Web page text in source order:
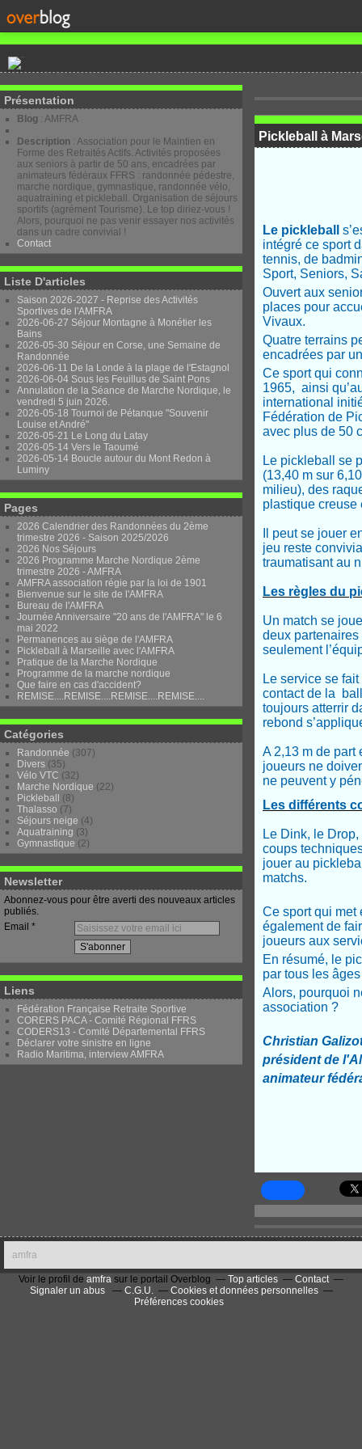
Présentation
Blog : AMFRA
Description : Association pour le Maintien en
Forme des Retraités Actifs. Activités proposées
aux seniors à partir de 50 ans, encadrées par
animateurs fédéraux FFRS : randonnée pédestre,
marche nordique, gymnastique, randonnée vélo,
aquatraining et pickleball. Organisation de séjours
sportifs (agrément Tourisme). Le top diriez-vous !
Alors, pourquoi ne pas venir essayer nos activités
dans un cadre convivial !
Contact
Liste D'articles
Saison 2026-2027 - Reprise des Activités
Sportives de l'AMFRA
2026-06-27 Séjour Montagne à Monétier les
Bains
2026-05-30 Séjour en Corse, une Semaine de
Randonnée
2026-06-11 De la Londe à la plage de l'Estagnol
2026-06-04 Sous les Feuillus de Saint Pons
Annulation de la Séance de Marche Nordique, le
vendredi 5 juin 2026.
2026-05-18 Tournoi de Pétanque "Souvenir
Louise et André"
2026-05-21 Le Long du Latay
2026-05-14 Vers le Taoumé
2026-05-14 Boucle autour du Mont Redon à
Luminy
Pages
2026 Calendrier des Randonnées du 2ème
trimestre 2026 - Saison 2025/2026
2026 Nos Séjours
2026 Programme Marche Nordique 2ème
trimestre 2026 - AMFRA
AMFRA association régie par la loi de 1901
Bienvenue sur le site de l'AMFRA
Bureau de l'AMFRA
Journée Anniversaire "20 ans de l'AMFRA" le 6
mai 2022
Permanences au siège de l'AMFRA
Pickleball à Marseille avec l'AMFRA
Pratique de la Marche Nordique
Programme de la marche nordique
Que faire en cas d'accident?
REMISE....REMISE....REMISE....REMISE....
Catégories
Randonnée (307)
Divers (35)
Vélo VTC (32)
Marche Nordique (22)
Pickleball
(8)
Thalasso (7)
Séjours neige (4)
Aquatraining (3)
Gymnastique (2)
Newsletter
Abonnez-vous pour être averti des nouveaux articles
publiés.
Email
Liens
Fédération Française Retraite Sportive
CORERS PACA - Comité Régional FFRS
CODERS13 - Comité Départemental FFRS
Déclarer votre sinistre en ligne
Radio Maritima, interview AMFRA
Pickleball à
Le pickleball
intégré ce sport
tennis, de
Sport, Seniors,
Ouvert aux
places pour
Vivaux.
Quatre terrains
encadrées par
Ce sport qui
1965, ainsi
international
Fédération de
avec plus de 50
Le pickleball se
(13,40 m sur
milieu), des
plastique creuse
Il peut se jouer
jeu reste
traumatisant au
Les règles du
Un match se
deux partenaires
seulement
Le service se
contact de la
toujours atterrir
rebond
A 2,13 m de part
joueurs ne
ne peuvent y
Les différents
Le Dink, le
coups
jouer au
matchs.
Ce sport qui met
également de
joueurs aux
En résumé, le
par tous les
Alors, pourquoi
association ?
Christian
président de
animateur
amfra
Voir le profil de amfra sur le portail Overblog Top articles
Contact
Signaler un abus
C.G.U.
Cookies et données personnelles
Préférences cookies